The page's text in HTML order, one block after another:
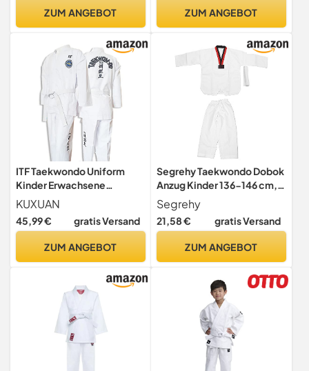
ZUM ANGEBOT
170 cm
ZUM ANGEBOT
ITF Taekwondo Uniform
Kinder Erwachsene
Gestreifter Stoff Karate Gi
Judo Anzug für Wettkampf
und Training,White-120
KUXUAN
45,99 € gratis Versand
ZUM ANGEBOT
Segrehy Taekwondo Dobok
Anzug Kinder 136-146 cm,
Robuste und
Atmungsaktive
Trainingsuniform mit Gürtel,
Training und Wettkämpfe,
Fortgeschrittene
Segrehy
21,58 € gratis Versand
ZUM ANGEBOT